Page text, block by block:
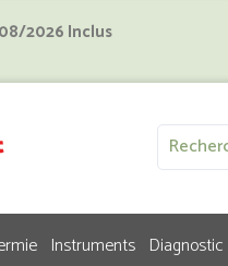
2026 Inclus
Instruments Diagnostic